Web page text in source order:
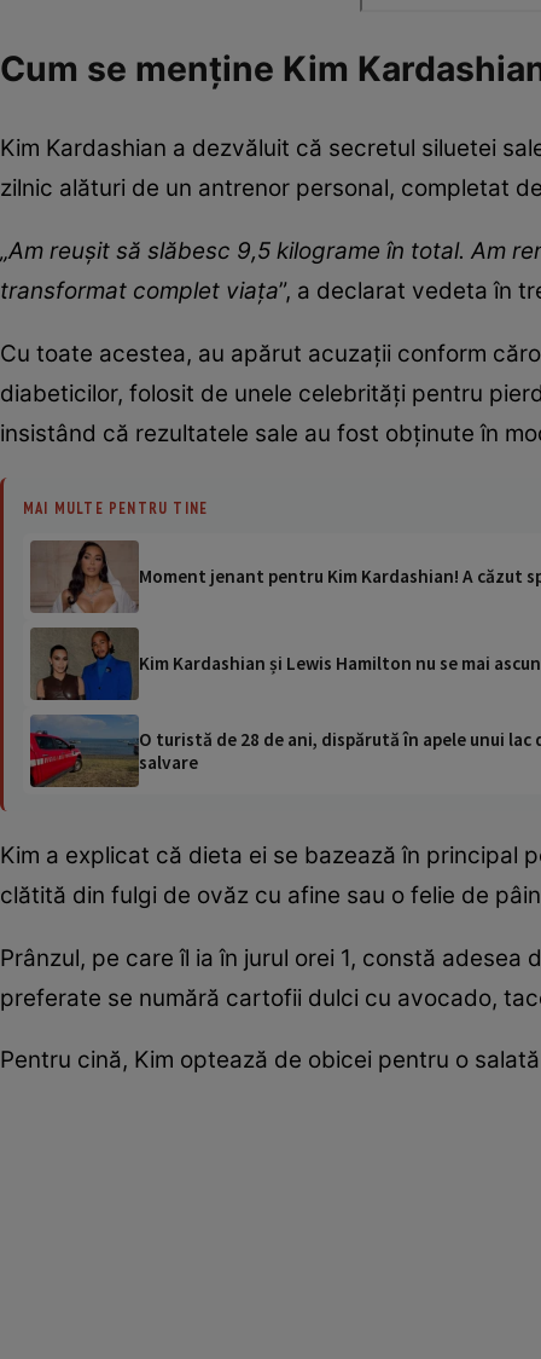
Cum se menține Kim
Kim Kardashian a dezvăluit că secretul siluetei
zilnic alături de un antrenor personal, completat
„Am reușit să slăbesc 9,5 kilograme în total. Am
transformat complet viața”, a declarat vedeta în
Cu toate acestea, au apărut acuzații conform
diabeticilor, folosit de unele celebrități pentru
insistând că rezultatele sale au fost obținute în
MAI MULTE PENTRU TINE
Moment jenant pentru Kim Kardashian! A căzut
Kim Kardashian și Lewis Hamilton nu se mai
O turistă de 28 de ani, dispărută în apele unui
salvare
Kim a explicat că dieta ei se bazează în principal
clătită din fulgi de ovăz cu afine sau o felie de
Prânzul, pe care îl ia în jurul orei 1, constă
preferate se numără cartofii dulci cu avocado,
Pentru cină, Kim optează de obicei pentru o